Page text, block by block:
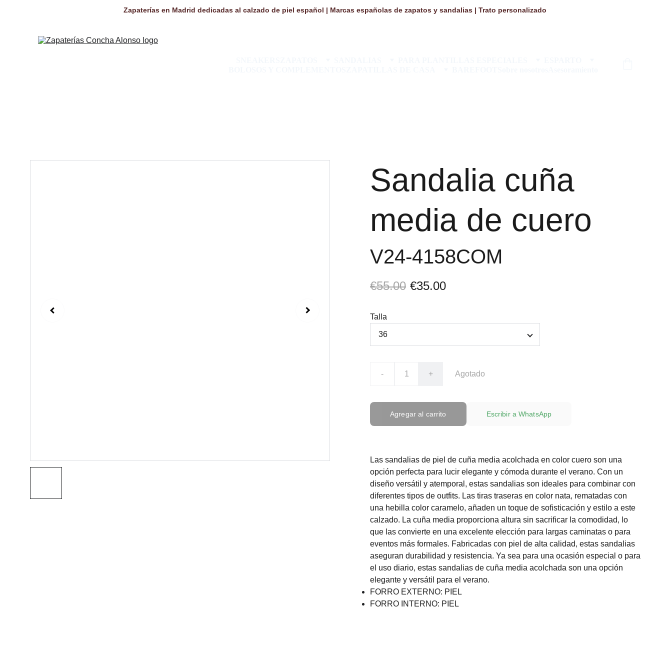
Zapaterías en Madrid dedicadas al calzado de piel español | Marcas españolas de zapatos y sandalias | Trato personalizado
Sandalia cuña
media de cuero
V24-4158COM
€55.00 €35.00
Talla
- + Agotado
Agregar al carrito Escribir a WhatsApp
Las sandalias de piel de cuña media acolchada en color cuero son una
opción perfecta para lucir elegante y cómoda durante el verano. Con un
diseño versátil y atemporal, estas sandalias son ideales para combinar con
diferentes tipos de outfits. Las tiras traseras en color nata, rematadas con
una hebilla color caramelo, añaden un toque de sofisticación y estilo a este
calzado. La cuña media proporciona altura sin sacrificar la comodidad, lo
que las convierte en una excelente elección para largas caminatas o para
eventos más formales. Fabricadas con piel de alta calidad, estas sandalias
aseguran durabilidad y resistencia. Ya sea para una ocasión especial o para
el uso diario, estas sandalias de cuña media acolchada son una opción
elegante y versátil para el verano.
FORRO EXTERNO: PIEL
FORRO INTERNO: PIEL